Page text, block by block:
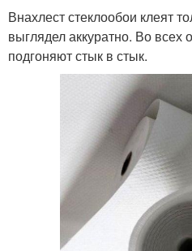
Внахлест стеклообои клеят
выглядел аккуратно. Во всех
подгоняют стык в стык.